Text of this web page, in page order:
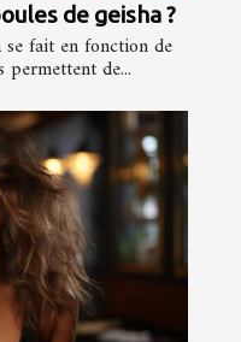
de geisha ?
se fait en fonction de
de...